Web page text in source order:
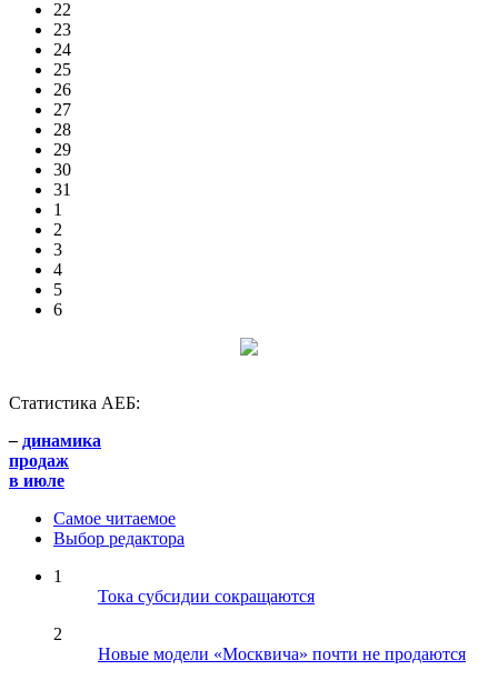
22
23
24
25
26
27
28
29
30
31
1
2
3
4
5
6
Статистика АЕБ:
– динамика
продаж
в июле
Самое читаемое
Выбор редактора
1
Тока субсидии сокращаются
2
Новые модели «Москвича» почти не продаются